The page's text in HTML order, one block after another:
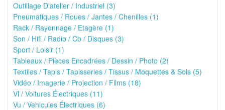
Outillage D'atelier / Industriel (3)
Pneumatiques / Roues / Jantes / Chenilles (1)
Rack / Rayonnage / Etagère (1)
Son / Hifi / Radio / Cb / Disques (3)
Sport / Loisir (1)
Tableaux / Pièces Encadrées / Dessin / Photo (2)
Textiles / Tapis / Tapisseries / Tissus / Moquettes & Sols (5)
Vidéo / Imagerie / Projection / Films (18)
Vl / Voitures Électriques (11)
Vu / Vehicules Électriques (6)